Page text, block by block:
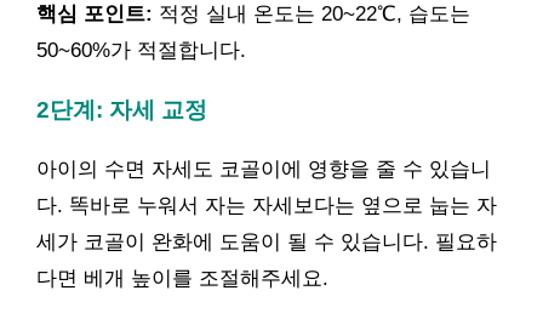
핵심 포인트: 적정 실내 온도는 20~22℃, 습도는
50~60%가 적절합니다.
2단계: 자세 교정
아이의 수면 자세도 코골이에 영향을 줄 수 있습니
다. 똑바로 누워서 자는 자세보다는 옆으로 눕는 자
세가 코골이 완화에 도움이 될 수 있습니다. 필요하
다면 베개 높이를 조절해주세요.